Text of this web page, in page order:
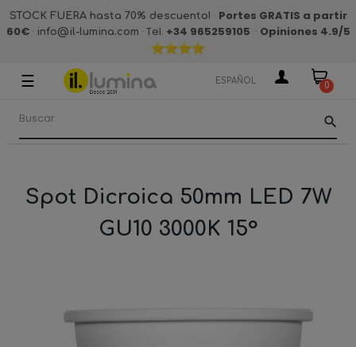
STOCK FUERA hasta 70% descuento! · Portes GRATIS a partir
60€· info@il-lumina.com · Tel. +34 965259105 · Opiniones 4.9/5
Navegación
palanca
☰ ESPAÑOL 0
search
Spot Dicroica 50mm LED 7W
GU10 3000K 15°